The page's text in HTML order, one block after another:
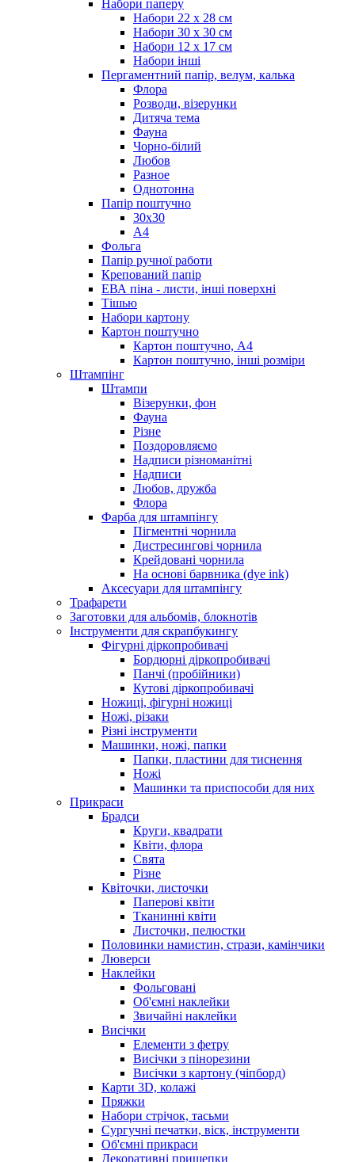
Набори паперу
Набори 22 х 28 см
Набори 30 х 30 см
Набори 12 х 17 см
Набори інші
Пергаментний папір, велум, калька
Флора
Розводи, візерунки
Дитяча тема
Фауна
Чорно-білий
Любов
Разное
Однотонна
Папір поштучно
30х30
А4
Фольга
Папір ручної работи
Крепований папір
ЕВА піна - листи, інші поверхні
Тішью
Набори картону
Картон поштучно
Картон поштучно, А4
Картон поштучно, інші розміри
Штампінг
Штампи
Візерунки, фон
Фауна
Різне
Поздоровляємо
Надписи різноманітні
Надписи
Любов, дружба
Флора
Фарба для штампінгу
Пігментні чорнила
Дистресингові чорнила
Крейдовані чорнила
На основі барвника (dye ink)
Аксесуари для штампінгу
Трафарети
Заготовки для альбомів, блокнотів
Інструменти для скрапбукингу
Фігурні діркопробивачі
Бордюрні діркопробивачі
Панчі (пробійники)
Кутові діркопробивачі
Ножиці, фігурні ножиці
Ножі, різаки
Різні інструменти
Машинки, ножі, папки
Папки, пластини для тиснення
Ножі
Машинки та приспособи для них
Прикраси
Брадси
Круги, квадрати
Квіти, флора
Свята
Різне
Квіточки, листочки
Паперові квіти
Тканинні квіти
Листочки, пелюстки
Половинки намистин, стрази, камінчики
Люверси
Наклейки
Фольговані
Об'ємні наклейки
Звичайні наклейки
Висічки
Елементи з фетру
Висічки з пінорезини
Висічки з картону (чіпборд)
Карти 3D, колажі
Пряжки
Набори стрічок, тасьми
Сургучні печатки, віск, інструменти
Об'ємні прикраси
Декоративні прищепки